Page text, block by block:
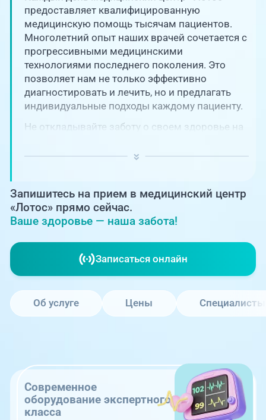
О клинике
Блог врачей
Новости
PreventAGE
+7 (351) 220-00-03
запись на прием
+7 (351) 220-03-03
Центр амбулаторной
онкологической помощи
+7 (7142) 927-003
жителей Казахстана
предоставляет квалифицированную
медицинскую помощь тысячам пациентов.
Многолетний опыт наших врачей сочетается с
прогрессивными медицинскими
технологиями последнего поколения. Это
позволяет нам не только эффективно
диагностировать и лечить, но и предлагать
индивидуальные подходы каждому пациенту.
Не откладывайте заботу о своем здоровье на
ключевую роль в поддержании вашего
Запишитесь на прием в медицинский центр
«Лотос» прямо сейчас.
Ваше здоровье — наша забота!
Записаться онлайн
Об услуге Цены Специалисты
Современное
оборудование экспертного
класса